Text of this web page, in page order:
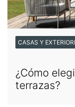
CASAS Y
¿Cómo
terrazas?